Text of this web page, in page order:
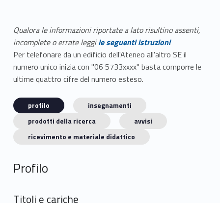
Qualora le informazioni riportate a lato risultino assenti,
incomplete o errate leggile seguenti istruzioni
Per telefonare da un edificio dell'Ateneo all'altro SE il
numero unico inizia con "06 5733xxxx" basta comporre le
ultime quattro cifre del numero esteso.
profilo
insegnamenti
prodotti della ricerca
avvisi
ricevimento e materiale didattico
Profilo
Titoli e cariche